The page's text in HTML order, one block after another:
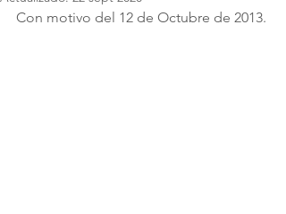
Con motivo del 12 de Octubre de 2013.